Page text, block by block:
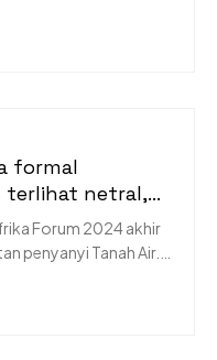
Iyut Bing Slamet,
formal
terlihat netral,
Bawa ke Mana,
Forum 2024 akhir
penyanyi Tanah Air.
Joko Widodo dan